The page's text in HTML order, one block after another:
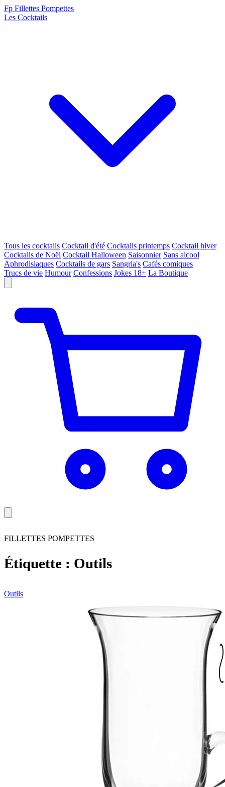
Fp Fillettes Pompettes
Les Cocktails
Tous les cocktails Cocktail d'été Cocktails printemps Cocktail hiver
Cocktails de Noël Cocktail Halloween Saisonnier Sans alcool
Aphrodisiaques Cocktails de gars Sangria's Cafés comiques
Trucs de vie Humour Confessions Jokes 18+ La Boutique
FILLETTES POMPETTES
Étiquette : Outils
Outils